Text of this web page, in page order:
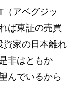
（アベグジッ
ば東証の売買
資家の日本離れ
非はともか
んでいるから